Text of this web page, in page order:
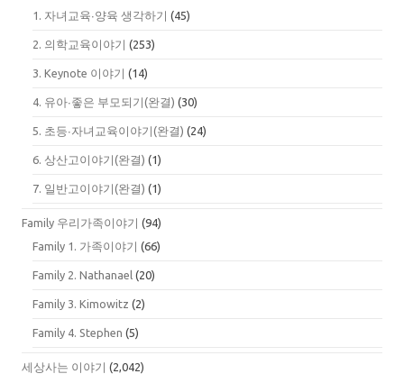
1. 자녀교육∙양육 생각하기 (45)
2. 의학교육이야기 (253)
3. Keynote 이야기 (14)
4. 유아∙좋은 부모되기(완결) (30)
5. 초등∙자녀교육이야기(완결) (24)
6. 상산고이야기(완결) (1)
7. 일반고이야기(완결) (1)
Family 우리가족이야기 (94)
Family 1. 가족이야기 (66)
Family 2. Nathanael (20)
Family 3. Kimowitz (2)
Family 4. Stephen (5)
세상사는 이야기 (2,042)